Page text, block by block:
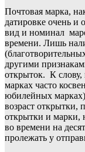
Почтовая марка,
датировке очень и
вид и номинал
времени. Лишь
другими
открыток. К слову,
марках часто
юбилейных
возраст открытки,
открытки и марки,
во времени на
пролежать у